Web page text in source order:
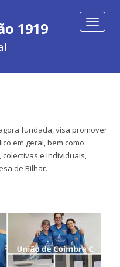
Toggle
1919
fundada, visa promover
em geral, bem como
e individuais,
de Bilhar.